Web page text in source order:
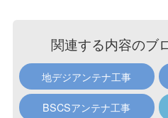
関連する内容のブ
地デジアンテナ工事
BSCSアンテナ工事